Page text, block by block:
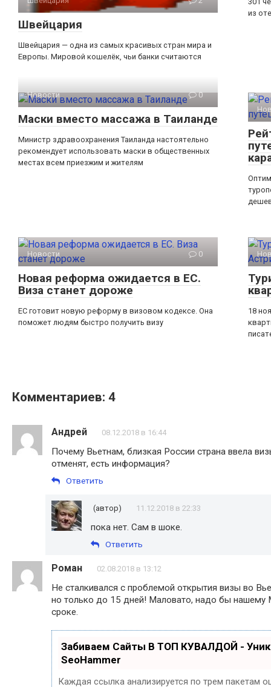
Швейцария
Швейцария — одна из самых красивых стран мира и
Европы. Мировой кошелёк, чьи банки считаются
из
Новости 0
Маски вместо массажа в Таиланде
Министр здравоохранения Таиланда настоятельно
рекомендует использовать маски в общественных
местах всем приезжим и жителям
Новости 0
Новая реформа ожидается в ЕС.
Виза станет дороже
ЕС готовит новую реформу в визовом кодексе. Она
поможет людям быстро получить визу
18
Комментариев: 4
Андрей 08.12.2018 в 16:44
Почему Вьетнам, близкая России страна ввела
отменят, есть информация?
Ответить
(автор) 11.12.2018 в 22:33
пока нет. Сам в шоке.
Ответить
Роман 02.08.2018 в 13:12
Не сталкивался с проблемой открытия визы во
но только до 15 дней! Маловато, надо бы
сроке.
Забиваем Сайты В ТОП КУВАЛДОЙ -
SeoHammer
Каждая ссылка анализируется по трем пакетам